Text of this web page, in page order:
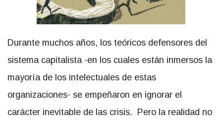
Durante muchos años, los teóricos defensores del
sistema capitalista -en los cuales están inmersos la
mayoría de los intelectuales de estas
organizaciones- se empeñaron en ignorar el
carácter inevitable de las crisis. Pero la realidad no